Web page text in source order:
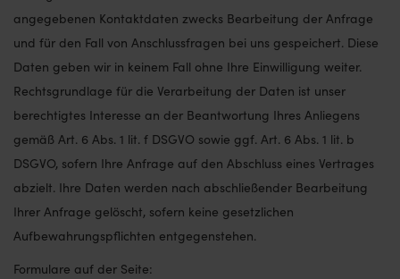
angegebenen Kontaktdaten zwecks Bearbeitung der Anfrage
und für den Fall von Anschlussfragen bei uns gespeichert. Diese
Daten geben wir in keinem Fall ohne Ihre Einwilligung weiter.
Rechtsgrundlage für die Verarbeitung der Daten ist unser
berechtigtes Interesse an der Beantwortung Ihres Anliegens
gemäß Art. 6 Abs. 1 lit. f DSGVO sowie ggf. Art. 6 Abs. 1 lit. b
DSGVO, sofern Ihre Anfrage auf den Abschluss eines Vertrages
abzielt. Ihre Daten werden nach abschließender Bearbeitung
Ihrer Anfrage gelöscht, sofern keine gesetzlichen
Aufbewahrungspflichten entgegenstehen.
Formulare auf der Seite: